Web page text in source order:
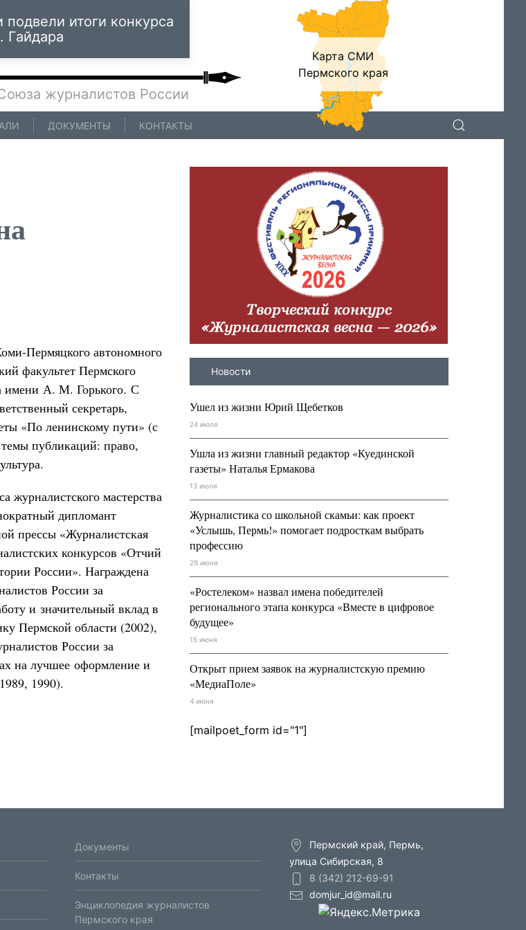
итоги конкурса
Гайдара
Карта СМИ
Пермского края
журналистов России
ДОКУМЕНТЫ КОНТАКТЫ
Пермяцкого автономного
факультет Пермского
имени А. М. Горького. С
секретарь,
«По ленинскому пути» (с
публикаций: право,
журналистского мастерства
дипломант
прессы «Журналистская
конкурсов «Отчий
России». Награждена
России за
и значительный вклад в
Пермской области (2002),
России за
на лучшее оформление и
1990).
Новости
Ушел из жизни Юрий Щебетков
24 июля
Ушла из жизни главный редактор «Куединской
газеты» Наталья Ермакова
13 июля
Журналистика со школьной скамьи: как проект
«Услышь, Пермь!» помогает подросткам выбрать
профессию
29 июня
«Ростелеком» назвал имена победителей
регионального этапа конкурса «Вместе в цифровое
будущее»
15 июня
Открыт прием заявок на журналистскую премию
«МедиаПоле»
4 июня
[mailpoet_form id="1"]
Документы
Контакты
Энциклопедия журналистов
Пермского края
Пермский край, Пермь,
улица Сибирская, 8
8 (342) 212-69-91
domjur_id@mail.ru